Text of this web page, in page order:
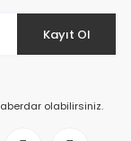
Kayıt Ol
olabilirsiniz.